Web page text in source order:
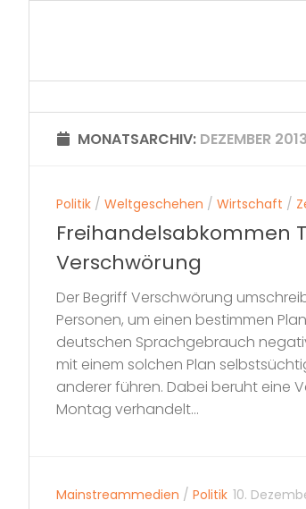
MONATSARCHIV: DEZEMBER 2013
Politik / Weltgeschehen / Wirtschaft /
Freihandelsabkommen
Verschwörung
Der Begriff Verschwörung
Personen, um einen bestimmen
deutschen Sprachgebrauch
mit einem solchen Plan
anderer führen. Dabei beruht eine
Montag verhandelt...
Mainstreammedien / Politik 10.